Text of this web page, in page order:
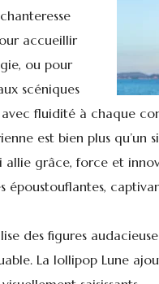
accueillir
ou pour
scéniques
avec fluidité à chaque
est bien plus qu’un
allie grâce, force et
époustouflantes,
des figures
La lollipop Lune